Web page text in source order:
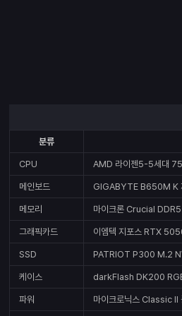
분류
CPU AMD 라이젠5-5세대
메인보드 GIGABYTE B650M K
메모리 마이크론 Crucial
그래픽카드 이엠텍 지포스 RTX
SSD PATRIOT P300 M.2
케이스 darkFlash DK200
파워 마이크로닉스 Classic